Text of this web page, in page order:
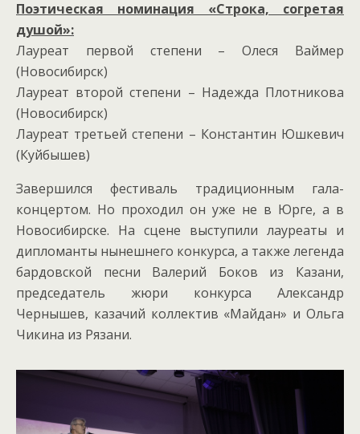
Поэтическая номинация «Строка, согретая
душой»:
Лауреат первой степени – Олеся Ваймер
(Новосибирск)
Лауреат второй степени – Надежда Плотникова
(Новосибирск)
Лауреат третьей степени – Константин Юшкевич
(Куйбышев)
Завершился фестиваль традиционным гала-
концертом. Но проходил он уже не в Юрге, а в
Новосибирске. На сцене выступили лауреаты и
дипломанты нынешнего конкурса, а также легенда
бардовской песни Валерий Боков из Казани,
председатель жюри конкурса Александр
Чернышев, казачий коллектив «Майдан» и Ольга
Чикина из Рязани.